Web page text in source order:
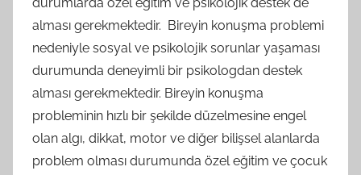
alması gerekmektedir. Bireyin konuşma problemi
nedeniyle sosyal ve psikolojik sorunlar yaşaması
durumunda deneyimli bir psikologdan destek
alması gerekmektedir. Bireyin konuşma
probleminin hızlı bir şekilde düzelmesine engel
olan algı, dikkat, motor ve diğer bilişsel alanlarda
problem olması durumunda özel eğitim ve çocuk